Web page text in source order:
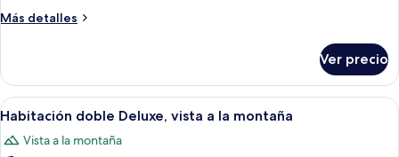
Más detalles
Más
doble
Deluxe
Ver precio
Abrir
todas
las
Una cama bien hecha con sábanas
5
Habitación doble Deluxe, vista a la montaña
Vista a la montaña